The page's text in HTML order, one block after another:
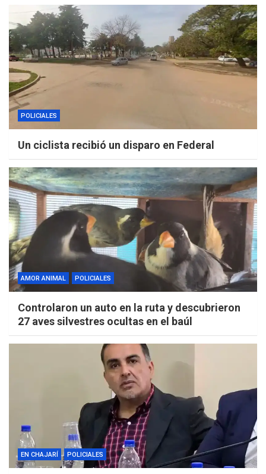
POLICIALES
Un ciclista recibió un disparo en Federal
AMOR ANIMAL POLICIALES
Controlaron un auto en la ruta y descubrieron
27 aves silvestres ocultas en el baúl
EN CHAJARÍ POLICIALES